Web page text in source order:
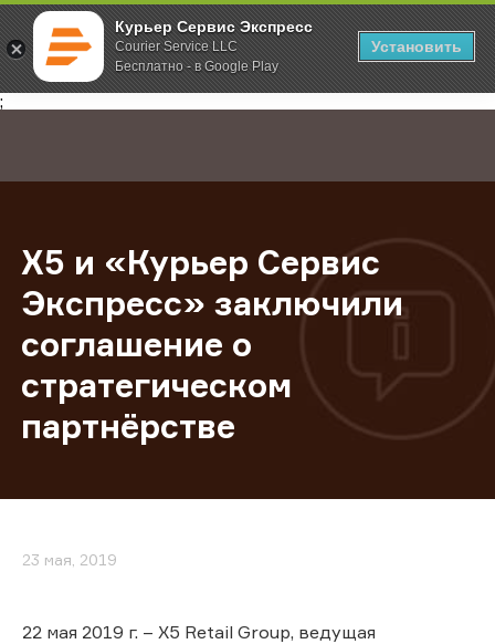
Курьер Сервис Экспресс
Courier Service LLC
Бесплатно - в Google Play
Установить
;
Главная О компании Новости X5 и «Курьер Сервис Экспресс»
X5 и «Курьер Сервис
Экспресс» заключили
соглашение о
стратегическом
партнёрстве
23 мая, 2019
22 мая 2019 г. – X5 Retail Group, ведущая